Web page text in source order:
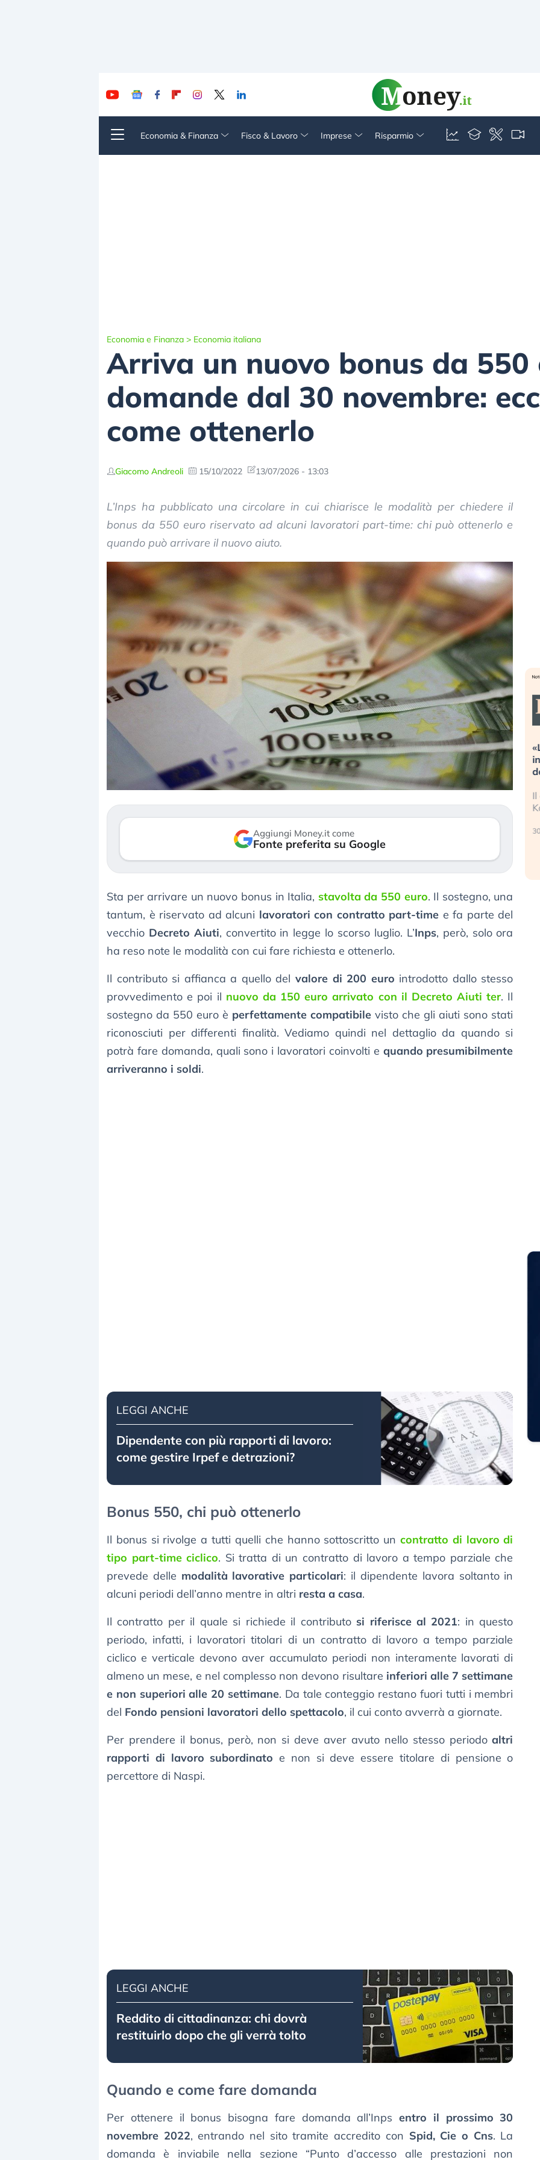
Economia & Finanza Fisco & Lavoro Imprese Risparmio
Economia e Finanza > Economia italiana
Arriva un nuovo bonus da 550
domande dal 30 novembre:
come ottenerlo
Giacomo Andreoli 15/10/2022 13/07/2026 - 13:03
L’Inps ha pubblicato una circolare in cui chiarisce le modalità per chiedere il
bonus da 550 euro riservato ad alcuni lavoratori part-time: chi può ottenerlo e
quando può arrivare il nuovo aiuto.
Aggiungi Money.it come
Fonte preferita su Google
Sta per arrivare un nuovo bonus in Italia, stavolta da 550 euro. Il sostegno, una
tantum, è riservato ad alcuni lavoratori con contratto part-time e fa parte del
vecchio Decreto Aiuti, convertito in legge lo scorso luglio. L’Inps, però, solo ora
ha reso note le modalità con cui fare richiesta e ottenerlo.
Il contributo si affianca a quello del valore di 200 euro introdotto dallo stesso
provvedimento e poi il nuovo da 150 euro arrivato con il Decreto Aiuti ter. Il
sostegno da 550 euro è perfettamente compatibile visto che gli aiuti sono stati
riconosciuti per differenti finalità. Vediamo quindi nel dettaglio da quando si
potrà fare domanda, quali sono i lavoratori coinvolti e quando presumibilmente
arriveranno i soldi.
LEGGI ANCHE
Dipendente con più rapporti di lavoro:
come gestire Irpef e detrazioni?
Bonus 550, chi può ottenerlo
Il bonus si rivolge a tutti quelli che hanno sottoscritto un contratto di lavoro di
tipo part-time ciclico. Si tratta di un contratto di lavoro a tempo parziale che
prevede delle modalità lavorative particolari: il dipendente lavora soltanto in
alcuni periodi dell’anno mentre in altri resta a casa.
Il contratto per il quale si richiede il contributo si riferisce al 2021: in questo
periodo, infatti, i lavoratori titolari di un contratto di lavoro a tempo parziale
ciclico e verticale devono aver accumulato periodi non interamente lavorati di
almeno un mese, e nel complesso non devono risultare inferiori alle 7 settimane
e non superiori alle 20 settimane. Da tale conteggio restano fuori tutti i membri
del Fondo pensioni lavoratori dello spettacolo, il cui conto avverrà a giornate.
Per prendere il bonus, però, non si deve aver avuto nello stesso periodoaltri
rapporti di lavoro subordinato e non si deve essere titolare di pensione o
percettore di Naspi.
LEGGI ANCHE
Reddito di cittadinanza: chi dovrà
restituirlo dopo che gli verrà tolto
Quando e come fare domanda
Per ottenere il bonus bisogna fare domanda all’Inpsentro il prossimo 30
novembre 2022, entrando nel sito tramite accredito con Spid, Cie o Cns. La
domanda è inviabile nella sezione “Punto d’accesso alle prestazioni non
Dalle valutazioni estreme alla
correzione. Cosa sta guidando il
repricing degli asset?
mostrando segni di stanchezza
verso le (…)
«La mia vita è rovinata». Investitori
in preda al panico dopo lo scoppio
della bolla AI
Kospi, mentre gli investitori retail (…)
30 luglio 2026